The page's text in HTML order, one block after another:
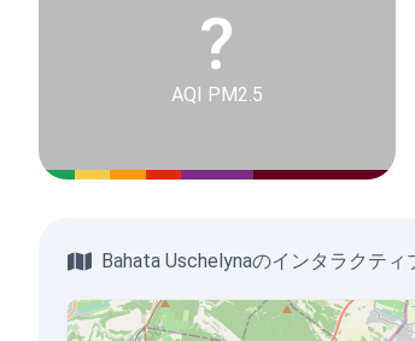
?
AQI PM2.5
Bahata Uschelynaのインタラクテ